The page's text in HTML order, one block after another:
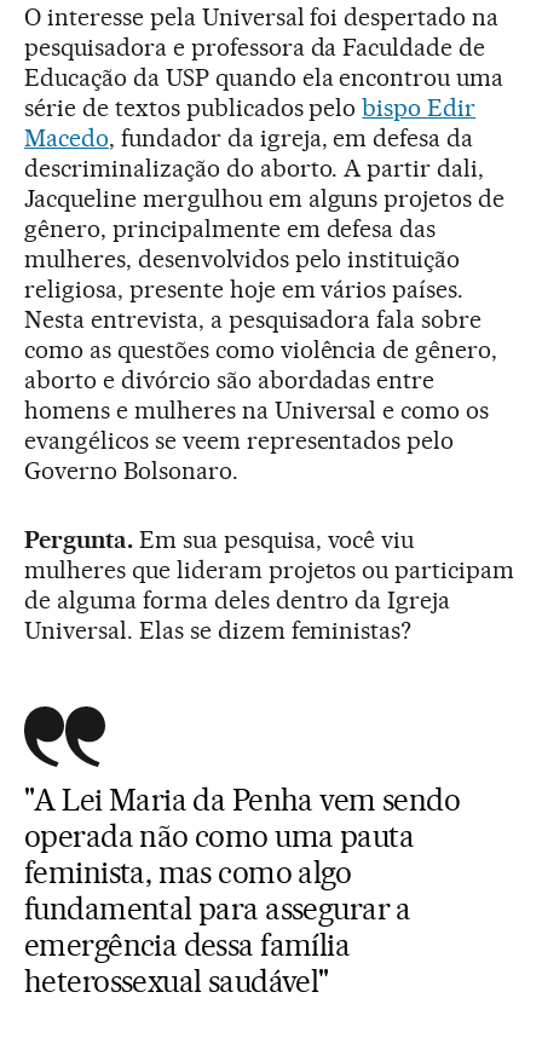
O interesse pela Universal foi despertado na
pesquisadora e professora da Faculdade de
Educação da USP quando ela encontrou uma
série de textos publicados pelobispo Edir
Macedo, fundador da igreja, em defesa da
descriminalização do aborto. A partir dali,
Jacqueline mergulhou em alguns projetos de
gênero, principalmente em defesa das
mulheres, desenvolvidos pelo instituição
religiosa, presente hoje em vários países.
Nesta entrevista, a pesquisadora fala sobre
como as questões como violência de gênero,
aborto e divórcio são abordadas entre
homens e mulheres na Universal e como os
evangélicos se veem representados pelo
Governo Bolsonaro.
Pergunta.Em sua pesquisa, você viu
mulheres que lideram projetos ou participam
de alguma forma deles dentro da Igreja
Universal. Elas se dizem feministas?
"A Lei Maria da Penha vem sendo
operada não como uma pauta
feminista, mas como algo
fundamental para assegurar a
emergência dessa família
heterossexual saudável"